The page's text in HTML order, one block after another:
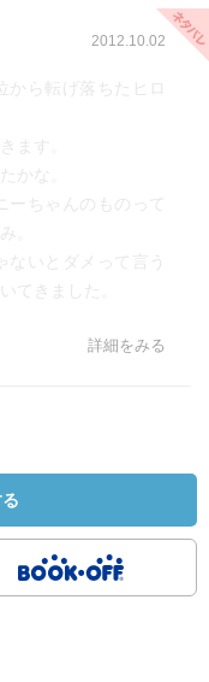
2012.10.02
ら転げ落ちたヒロ
ます。
かな。
ーちゃんのものって
。
ないとダメって言う
てきました。
詳細をみる